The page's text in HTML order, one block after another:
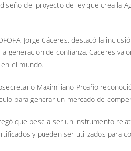
del proyecto de ley que crea la
Jorge Cáceres, destacó la
de confianza. Cáceres
el mundo.
Maximiliano Proaño
para generar un mercado de
que pese a ser un instrumento
y pueden ser utilizados para